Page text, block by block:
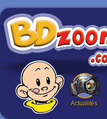
Actualités